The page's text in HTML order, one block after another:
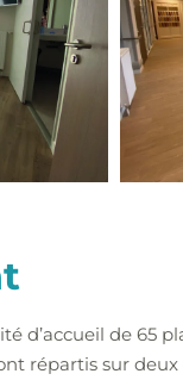
d’accueil de 65
répartis sur